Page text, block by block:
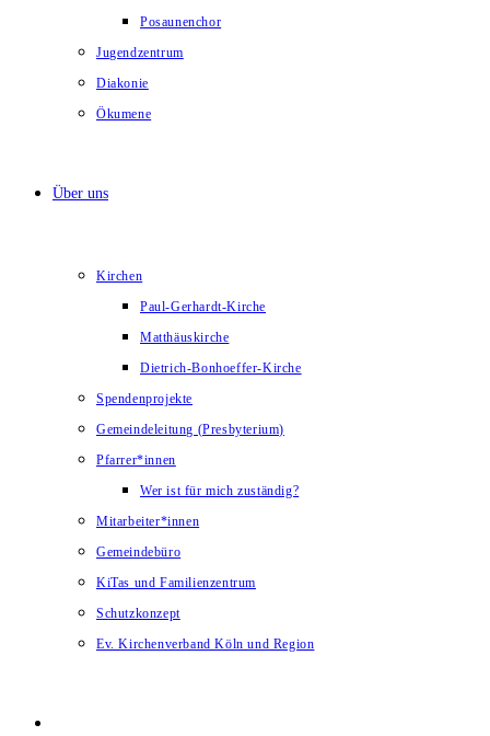
Posaunenchor
Jugendzentrum
Diakonie
Ökumene
Über uns
Kirchen
Paul-Gerhardt-Kirche
Matthäuskirche
Dietrich-Bonhoeffer-Kirche
Spendenprojekte
Gemeindeleitung (Presbyterium)
Pfarrer*innen
Wer ist für mich zuständig?
Mitarbeiter*innen
Gemeindebüro
KiTas und Familienzentrum
Schutzkonzept
Ev. Kirchenverband Köln und Region